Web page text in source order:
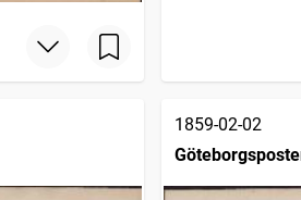
1859-02-02